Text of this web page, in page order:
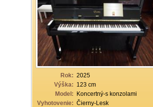
Rok: 2025
Výška: 123 cm
Model: Koncertný-s konzolami
Vyhotovenie: Čierny-Lesk